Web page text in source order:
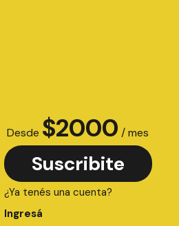
Desde $2000 / mes
Suscribite
¿Ya tenés una cuenta?
Ingresá